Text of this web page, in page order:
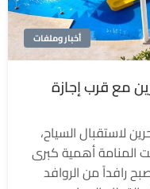
أخبار وملفات
مع قرب إجازة
لاستقبال السياح،
المنامة أهمية كبرى
رافداً من الروافد